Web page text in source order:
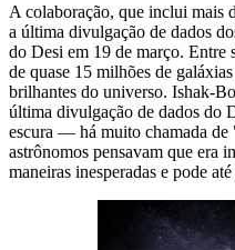
A colaboração, que inclui mais
a última divulgação de dados
do Desi em 19 de março. Entre
de quase 15 milhões de
brilhantes do universo. Ishak-
última divulgação de dados do
escura — há muito chamada de
astrônomos pensavam que era
maneiras inesperadas e pode